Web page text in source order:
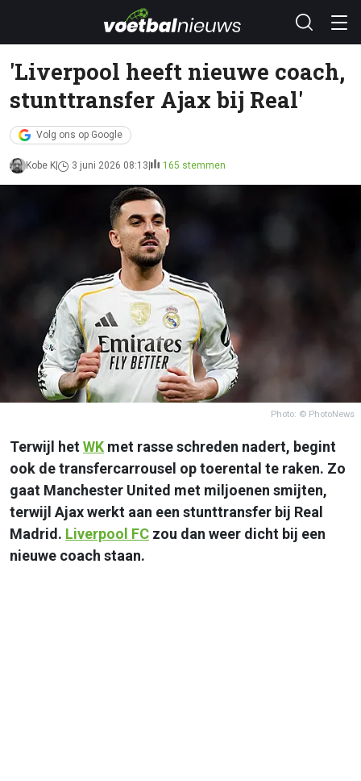
'Liverpool heeft nieuwe coach,
stunttransfer Ajax bij Real'
Volg ons op Google
Kobe K 3 juni 2026 08:13 165 stemmen
Photo: © PhotoNews
Terwijl hetWK met rasse schreden nadert, begint
ook de transfercarrousel op toerental te raken. Zo
gaat Manchester United met miljoenen smijten,
terwijl Ajax werkt aan een stunttransfer bij Real
Madrid. Liverpool FC zou dan weer dicht bij een
nieuwe coach staan.